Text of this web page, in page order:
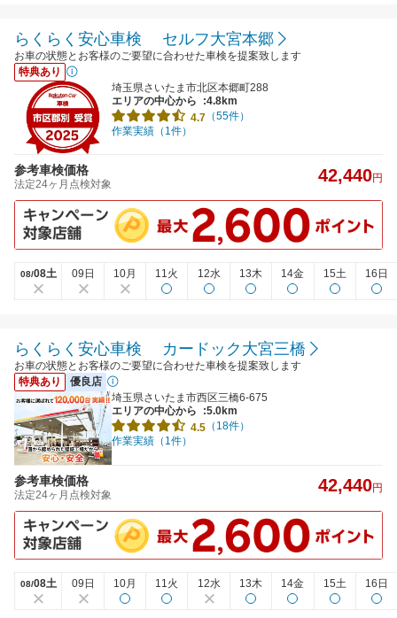
らくらく安心車検 セルフ大宮本郷
お車の状態とお客様のご要望に合わせた車検を提案致します
特典あり
埼玉県さいたま市北区本郷町288
エリアの中心から
:4.8km
4.7 （55件）
作業実績（1件）
参考車検価格
法定24ヶ月点検対象 42,440円
08/08土 09日 10月 11火 12水 13木 14金 15土 16日
らくらく安心車検 カードック大宮三橋
お車の状態とお客様のご要望に合わせた車検を提案致します
特典あり
優良店
埼玉県さいたま市西区三橋6-675
エリアの中心から
:5.0km
4.5 （18件）
作業実績（1件）
参考車検価格
法定24ヶ月点検対象 42,440円
08/08土 09日 10月 11火 12水 13木 14金 15土 16日